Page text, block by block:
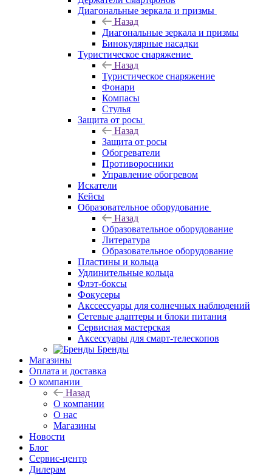
Диагональные зеркала и призмы
Назад
Диагональные зеркала и призмы
Бинокулярные насадки
Туристическое снаряжение
Назад
Туристическое снаряжение
Фонари
Компасы
Стулья
Защита от росы
Назад
Защита от росы
Обогреватели
Противоросники
Управление обогревом
Искатели
Кейсы
Образовательное оборудование
Назад
Образовательное оборудование
Литература
Образовательное оборудование
Пластины и кольца
Удлинительные кольца
Флэт-боксы
Фокусеры
Акссессуары для солнечных наблюдений
Сетевые адаптеры и блоки питания
Сервисная мастерская
Аксессуары для смарт-телескопов
Бренды
Магазины
Оплата и доставка
О компании
Назад
О компании
О нас
Магазины
Новости
Блог
Сервис-центр
Дилерам